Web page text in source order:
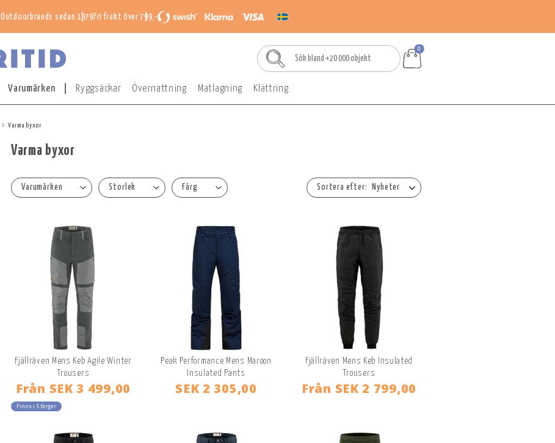
Outdoorbrands sedan 1979 Fri frakt över 799,-
0
Varumärken Ryggsäckar Övernattning Matlagning Klättring
Varma byxor
Varma byxor
Nyheter
Varumärken Storlek Färg
Fjällräven Mens Keb Agile Winter
Trousers
Från SEK 3 499,00
Finns i 5 färger
Peak Performance Mens Maroon
Insulated Pants
SEK 2 305,00
Fjällräven Mens Keb Insulated
Trousers
Från SEK 2 799,00